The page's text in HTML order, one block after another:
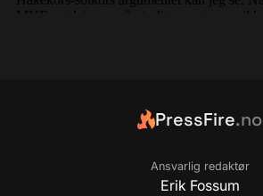
PressFire.no
Ansvarlig redaktør
Erik Fossum